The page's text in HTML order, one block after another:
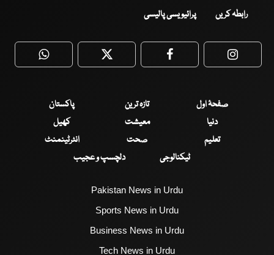
رابطہ کریں پرائیویسی پالیسی
WhatsApp Twitter Facebook
صفحۂ اول تازہ ترین
پاکستان
دنیا
معیشت
کھیل
تعلیم
صحت
انٹرٹینمنٹ
ٹیکنالوجی
دلچسپ و عجیب
Pakistan News in Urdu
Sports News in Urdu
Business News in Urdu
Tech News in Urdu